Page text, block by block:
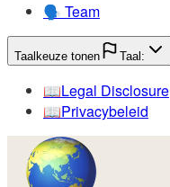
🗣️ Team
Taalkeuze tonen Taal:
📖️Legal Disclosure
📖️Privacybeleid